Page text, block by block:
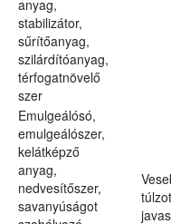
anyag,
stabilizátor,
sűrítőanyag,
szilárdítóanyag,
térfogatnövelő
szer
Emulgeálósó,
emulgeálószer,
kelátképző
anyag,
nedvesítőszer,
savanyúságot